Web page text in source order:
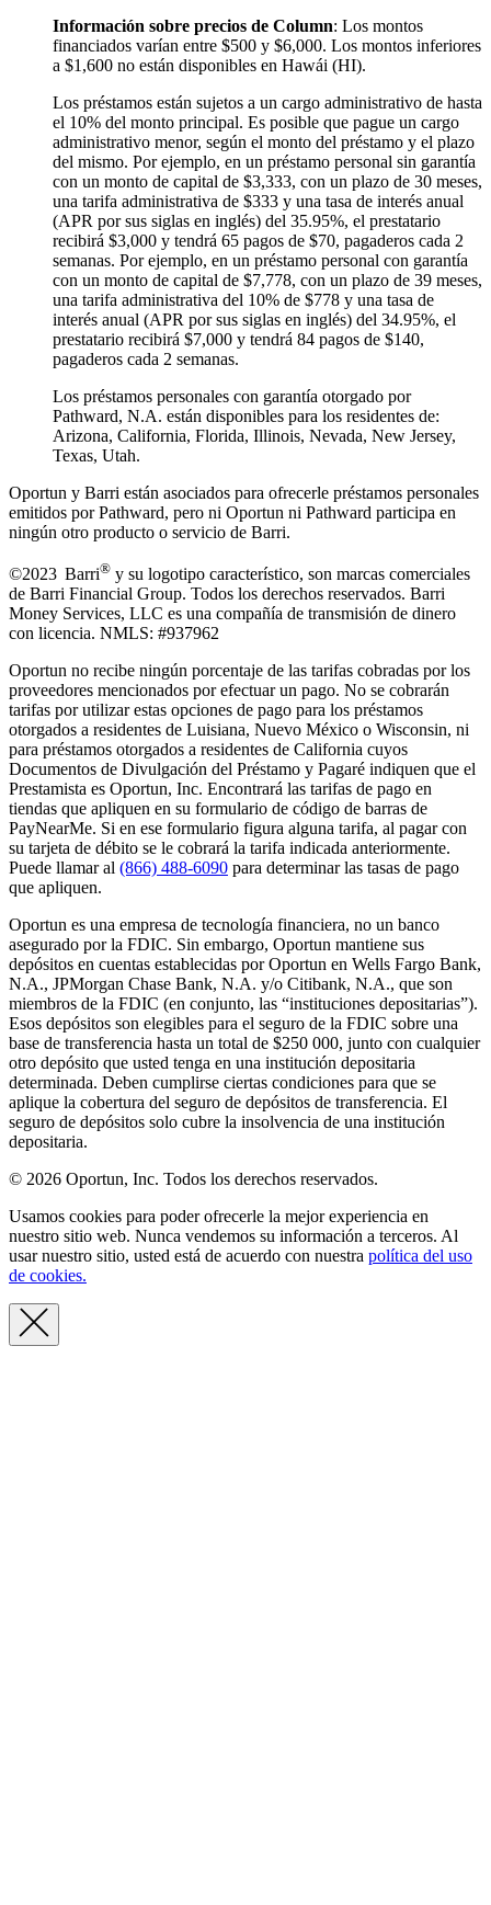
Información sobre precios de Column: Los montos
financiados varían entre $500 y $6,000. Los montos inferiores
a $1,600 no están disponibles en Hawái (HI).
Los préstamos están sujetos a un cargo administrativo de hasta
el 10% del monto principal. Es posible que pague un cargo
administrativo menor, según el monto del préstamo y el plazo
del mismo. Por ejemplo, en un préstamo personal sin garantía
con un monto de capital de $3,333, con un plazo de 30 meses,
una tarifa administrativa de $333 y una tasa de interés anual
(APR por sus siglas en inglés) del 35.95%, el prestatario
recibirá $3,000 y tendrá 65 pagos de $70, pagaderos cada 2
semanas. Por ejemplo, en un préstamo personal con garantía
con un monto de capital de $7,778, con un plazo de 39 meses,
una tarifa administrativa del 10% de $778 y una tasa de
interés anual (APR por sus siglas en inglés) del 34.95%, el
prestatario recibirá $7,000 y tendrá 84 pagos de $140,
pagaderos cada 2 semanas.
Los préstamos personales con garantía otorgado por
Pathward, N.A. están disponibles para los residentes de:
Arizona, California, Florida, Illinois, Nevada, New Jersey,
Texas, Utah.
Oportun y Barri están asociados para ofrecerle préstamos personales
emitidos por Pathward, pero ni Oportun ni Pathward participa en
ningún otro producto o servicio de Barri.
©2023 Barri® y su logotipo característico, son marcas comerciales
de Barri Financial Group. Todos los derechos reservados. Barri
Money Services, LLC es una compañía de transmisión de dinero
con licencia. NMLS: #937962
Oportun no recibe ningún porcentaje de las tarifas cobradas por los
proveedores mencionados por efectuar un pago. No se cobrarán
tarifas por utilizar estas opciones de pago para los préstamos
otorgados a residentes de Luisiana, Nuevo México o Wisconsin, ni
para préstamos otorgados a residentes de California cuyos
Documentos de Divulgación del Préstamo y Pagaré indiquen que el
Prestamista es Oportun, Inc. Encontrará las tarifas de pago en
tiendas que apliquen en su formulario de código de barras de
PayNearMe. Si en ese formulario figura alguna tarifa, al pagar con
su tarjeta de débito se le cobrará la tarifa indicada anteriormente.
Puede llamar al (866) 488-6090 para determinar las tasas de pago
que apliquen.
Oportun es una empresa de tecnología financiera, no un banco
asegurado por la FDIC. Sin embargo, Oportun mantiene sus
depósitos en cuentas establecidas por Oportun en Wells Fargo Bank,
N.A., JPMorgan Chase Bank, N.A. y/o Citibank, N.A., que son
miembros de la FDIC (en conjunto, las “instituciones depositarias”).
Esos depósitos son elegibles para el seguro de la FDIC sobre una
base de transferencia hasta un total de $250 000, junto con cualquier
otro depósito que usted tenga en una institución depositaria
determinada. Deben cumplirse ciertas condiciones para que se
aplique la cobertura del seguro de depósitos de transferencia. El
seguro de depósitos solo cubre la insolvencia de una institución
depositaria.
© 2026 Oportun, Inc. Todos los derechos reservados.
Usamos cookies para poder ofrecerle la mejor experiencia en
nuestro sitio web. Nunca vendemos su información a terceros. Al
usar nuestro sitio, usted está de acuerdo con nuestra política del uso
de cookies.